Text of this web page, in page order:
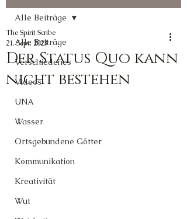
Alle Beiträge
Verschiedenes
Videos
UNA
Wasser
Ortsgebundene Götter
Kommunikation
Kreativität
Wut
Alle Beiträge
Der Status Quo kann
nicht bestehen
The Spirit Scribe
21. Sept. 2023